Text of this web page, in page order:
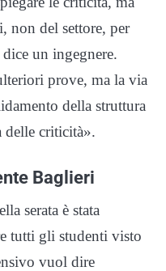
non del settore, per
un ingegnere.
prove, ma la via
della struttura
delle criticità».
Baglieri
serata è stata
tutti gli studenti visto
vuol dire